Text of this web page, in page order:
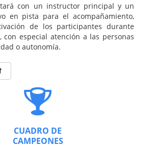
con un instructor principal y un
en pista para el acompañamiento,
de los participantes durante
con especial atención a las personas
o autonomía.
CUADRO DE
CAMPEONES